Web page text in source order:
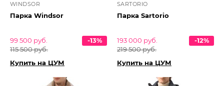
WINDSOR
Парка Windsor
99 500 руб.
115 500 руб.
-13%
Купить на ЦУМ
SARTORIO
Парка Sartorio
193 000 руб.
219 500 руб.
-12%
Купить на ЦУМ